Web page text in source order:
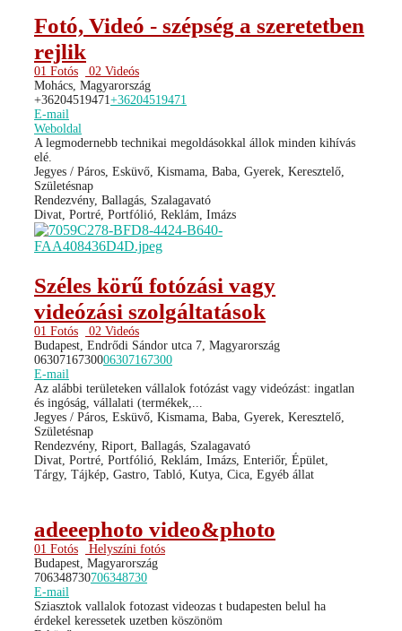
Fotó, Videó - szépség a szeretetben
rejlik
01 Fotós
02 Videós
Mohács, Magyarország
+36204519471 +36204519471
E-mail
Weboldal
A legmodernebb technikai megoldásokkal állok minden kihívás
elé.
Jegyes / Páros, Esküvő, Kismama, Baba, Gyerek, Keresztelő,
Születésnap
Rendezvény, Ballagás, Szalagavató
Divat, Portré, Portfólió, Reklám, Imázs
Széles körű fotózási vagy
videózási szolgáltatások
01 Fotós
02 Videós
Budapest, Endrődi Sándor utca 7, Magyarország
0630716730006307167300
E-mail
Az alábbi területeken vállalok fotózást vagy videózást: ingatlan
és ingóság, vállalati (termékek,...
Jegyes / Páros, Esküvő, Kismama, Baba, Gyerek, Keresztelő,
Születésnap
Rendezvény, Riport, Ballagás, Szalagavató
Divat, Portré, Portfólió, Reklám, Imázs, Enteriőr, Épület,
Tárgy, Tájkép, Gastro, Tabló, Kutya, Cica, Egyéb állat
adeeephoto video&photo
01 Fotós
Helyszíni fotós
Budapest, Magyarország
706348730706348730
E-mail
Sziasztok vallalok fotozast videozas t budapesten belul ha
érdekel keressetek uzetben köszönöm